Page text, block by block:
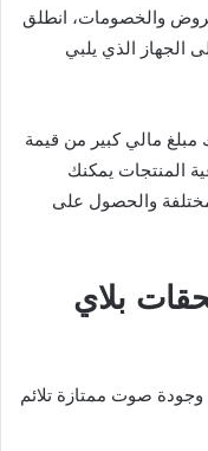
والخصومات، انطلق
الجهاز الذي يلبي
مالي كبير من قيمة
المنتجات يمكنك
والحصول على
بلاي
صوت ممتازة تلائم